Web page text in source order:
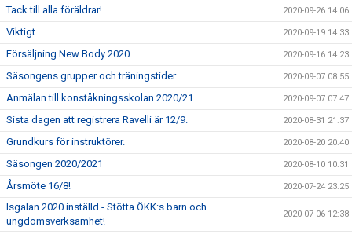
Tack till alla föräldrar! 2020-09-26 14:06
Viktigt 2020-09-19 14:33
Försäljning New Body 2020 2020-09-16 14:23
Säsongens grupper och träningstider. 2020-09-07 08:55
Anmälan till konståkningsskolan 2020/21 2020-09-07 07:47
Sista dagen att registrera Ravelli är 12/9. 2020-08-31 21:37
Grundkurs för instruktörer. 2020-08-20 20:40
Säsongen 2020/2021 2020-08-10 10:31
Årsmöte 16/8! 2020-07-24 23:25
Isgalan 2020 inställd - Stötta ÖKK:s barn och
ungdomsverksamhet!
2020-07-06 12:38